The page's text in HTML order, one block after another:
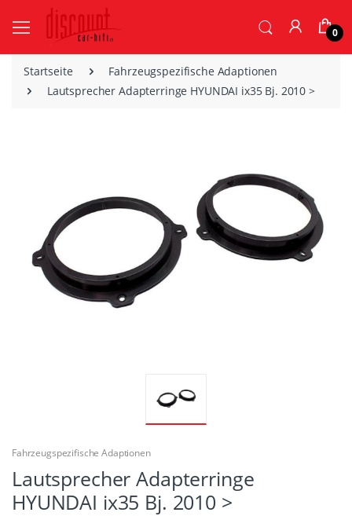
0
Startseite
Fahrzeugspezifische Adaptionen
Lautsprecher Adapterringe HYUNDAI ix35 Bj. 2010 >
Fahrzeugspezifische Adaptionen
Lautsprecher Adapterringe
HYUNDAI ix35 Bj. 2010 >